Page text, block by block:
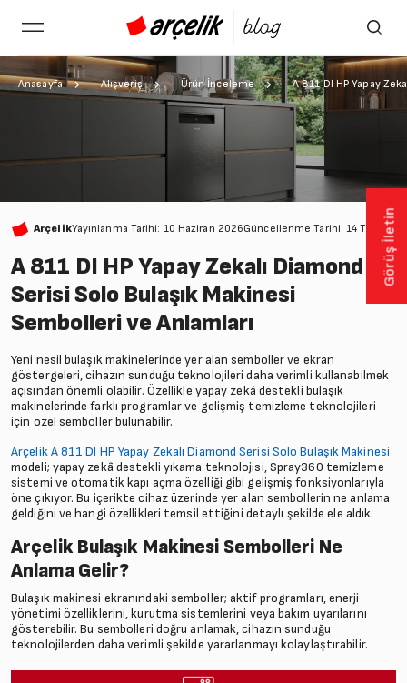
Anasayfa Alışveriş Ürün İnceleme A 811 DI HP Yapay
ArçelikYayınlanma Tarihi: 10 Haziran 2026Güncellenme Tarihi: 14
A 811 DI HP Yapay Zekalı Diamond
Serisi Solo Bulaşık Makinesi
Sembolleri ve Anlamları
Yeni nesil bulaşık makinelerinde yer alan semboller ve ekran
göstergeleri, cihazın sunduğu teknolojileri daha verimli kullanabilmek
açısından önemli olabilir. Özellikle yapay zekâ destekli bulaşık
makinelerinde farklı programlar ve gelişmiş temizleme teknolojileri
için özel semboller bulunabilir.
Arçelik A 811 DI HP Yapay Zekalı Diamond Serisi Solo Bulaşık Makinesi
modeli; yapay zekâ destekli yıkama teknolojisi, Spray360 temizleme
sistemi ve otomatik kapı açma özelliği gibi gelişmiş fonksiyonlarıyla
öne çıkıyor. Bu içerikte cihaz üzerinde yer alan sembollerin ne anlama
geldiğini ve hangi özellikleri temsil ettiğini detaylı şekilde ele aldık.
Arçelik Bulaşık Makinesi Sembolleri Ne
Anlama Gelir?
Bulaşık makinesi ekranındaki semboller; aktif programları, enerji
yönetimi özelliklerini, kurutma sistemlerini veya bakım uyarılarını
gösterebilir. Bu sembolleri doğru anlamak, cihazın sunduğu
teknolojilerden daha verimli şekilde yararlanmayı kolaylaştırabilir.
Görüş İletin